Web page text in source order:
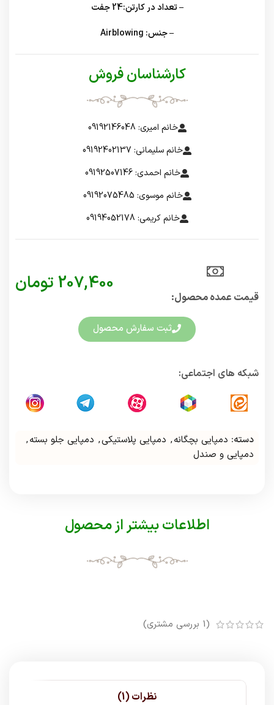
– تعداد در کارتن:24 جفت
– جنس: Airblowing
کارشناسان فروش
خانم امیری: 09192146048
خانم سلیمانی: 09192402137
خانم احمدی: 09192507146
خانم موسوی: 09192075485
خانم کریمی: 09194052178
قیمت عمده محصول:​
207,400 تومان
ثبت سفارش محصول
شبکه های اجتماعی:
دسته: دمپایی بچگانه, دمپایی پلاستیکی, دمپایی جلو بسته,
دمپایی و صندل
اطلاعات بیشتر از محصول
(
1 بررسی مشتری)
نظرات (1)